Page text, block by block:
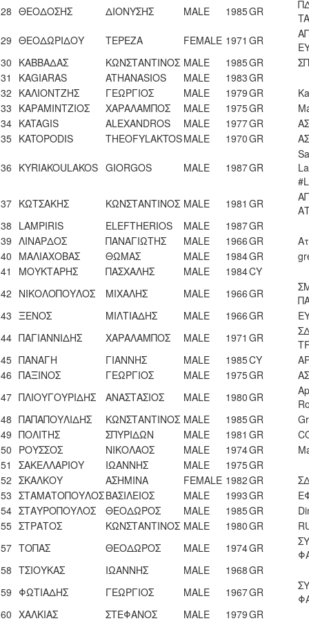
28 ΘΕΟΔΟΣΗΣ ΔΙΟΝΥΣΗΣ MALE 1985GR
29 ΘΕΟΔΩΡΙΔΟΥ ΤΕΡΕΖΑ FEMALE 1971 GR
30 ΚΑΒΒΑΔΑΣ ΚΩΝΣΤΑΝΤΙΝΟΣ MALE 1985GR
31
KAGIARAS ATHANASIOS MALE 1983GR
32 ΚΑΛΙΟΝΤΖΗΣ ΓΕΩΡΓΙΟΣ MALE 1979GR
33 ΚΑΡΑΜΙΝΤΖΙΟΣ ΧΑΡΑΛΑΜΠΟΣ MALE 1975GR
34 KATAGIS ALEXANDROS MALE 1977GR
35 KATOPODIS THEOFYLAKTOSMALE 1970GR
36 KYRIAKOULAKOS GIORGOS MALE 1987GR
37 ΚΩΤΣΑΚΗΣ ΚΩΝΣΤΑΝΤΙΝΟΣ MALE 1981 GR
38 LAMPIRIS ELEFTHERIOS MALE 1987GR
39 ΛΙΝΑΡΔΟΣ ΠΑΝΑΓΙΩΤΗΣ MALE 1966GR
40 ΜΑΛΙΑΧΟΒΑΣ ΘΩΜΑΣ MALE 1984GR
41
ΜΟΥΚΤΑΡΗΣ ΠΑΣΧΑΛΗΣ MALE 1984CY
42 ΝΙΚΟΛΟΠΟΥΛΟΣ ΜΙΧΑΛΗΣ MALE 1966GR
43 ΞΕΝΟΣ ΜΙΛΤΙΑΔΗΣ MALE 1966GR
44 ΠΑΓΙΑΝΝΙΔΗΣ ΧΑΡΑΛΑΜΠΟΣ MALE 1971 GR
45 ΠΑΝΑΓΗ ΓΙΑΝΝΗΣ ΜALE 1985CY
46 ΠΑΞΙΝΟΣ ΓΕΩΡΓΙΟΣ MALE 1975GR
47 ΠΛΙΟΥΓΟΥΡΙΔΗΣ ΑΝΑΣΤΑΣΙΟΣ MALE 1980GR
48 ΠΑΠΑΠΟΥΛΙΔΗΣ ΚΩΝΣΤΑΝΤΙΝΟΣ ΜALE 1985GR
49 ΠΟΛΙΤΗΣ ΣΠΥΡΙΔΩΝ MALE 1981 GR
50 ΡΟΥΣΣΟΣ ΝΙΚΟΛΑΟΣ MALE 1974GR
51
ΣΑΚΕΛΛΑΡΙΟΥ ΙΩΑΝΝΗΣ MALE 1975GR
52 ΣΚΑΛΚΟΥ ΑΣΗΜΙΝΑ FEMALE 1982GR
53 ΣΤΑΜΑΤΟΠΟΥΛΟΣΒΑΣΙΛΕΙΟΣ MALE 1993GR
54 ΣΤΑΥΡΟΠΟΥΛΟΣ ΘΕΟΔΩΡΟΣ MALE 1985GR
55 ΣΤΡΑΤΟΣ ΚΩΝΣΤΑΝΤΙΝΟΣ ΜALE 1980GR
57 ΤΟΠΑΣ ΘΕΟΔΩΡΟΣ ΜALE 1974GR
58 ΤΣΙΟΥΚΑΣ ΙΩΑΝΝΗΣ ΜALE 1968GR
59 ΦΩΤΙΑΔΗΣ ΓΕΩΡΓΙΟΣ MALE 1967GR
60 ΧΑΛΚΙΑΣ ΣΤΕΦΑΝΟΣ MALE 1979GR